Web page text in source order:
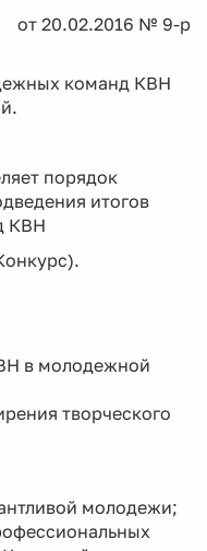
от 20.02.2016 № 9-р
команд КВН
порядок
итогов
КВН
в молодежной
творческого
молодежи;